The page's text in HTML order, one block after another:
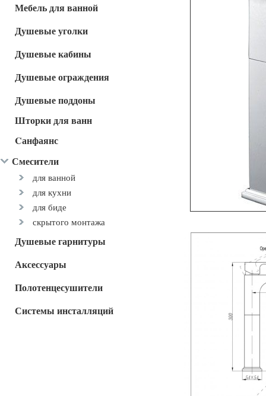
Мебель для ванной
Душевые уголки
Душевые кабины
Душевые ограждения
Душевые поддоны
Шторки для ванн
Cанфаянс
Смесители
для ванной
для кухни
для биде
скрытого монтажа
Душевые гарнитуры
Аксессуары
Полотенцесушители
Системы инсталляций